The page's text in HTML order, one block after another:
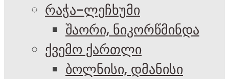
რაჭა-ლეჩხუმი
შაორი, ნიკორწმინდა
ქვემო ქართლი
ბოლნისი, დმანისი